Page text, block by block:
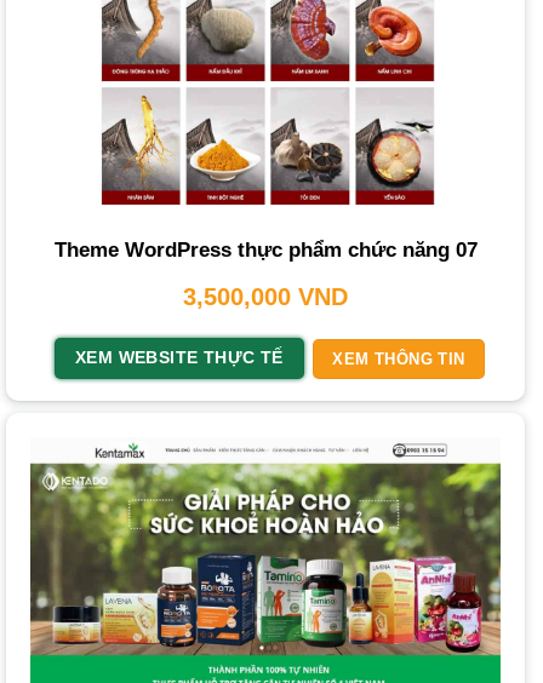
Digital còn cung cấp dịch vụ chăm sóc website, viết
SEO, và các giải pháp AI & Automation.
Nền Tảng Thiết Kế Website Thực Phẩm
Chức Năng Mà PhucT Digital Lựa Chọn Cho
WooCommercelàm nền tảng chính. Đây là sự lựa chọn
Tính linh hoạt cao:Cho phép tùy chỉnh gần như mọi khía
cạnh của website.
template website,mẫu websitevà plugin có sẵn, dễ dàng
tạo website chuyên nghiệp mà không cần lập trình sâu.
Các công cụ nhưux buildergiúp việc tùy chỉnh trở nên
trực quan hơn.
Cộng đồng hỗ trợ lớn:Dễ dàng tìm kiếm sự hỗ trợ khi
gặp vấn đề.
WordPress có kiến trúc thân thiện
Theme WordPress thực phẩm chức năng 07
3,500,000 VND
XEM WEBSITE THỰC TẾ XEM THÔNG TIN